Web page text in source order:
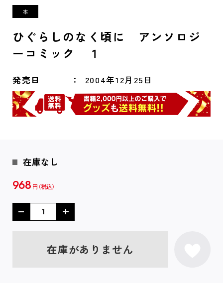
ひぐらしのなく頃に アンソロジ
ーコミック １
発売日 2004年12月25日
在庫なし
968 円
在庫がありません